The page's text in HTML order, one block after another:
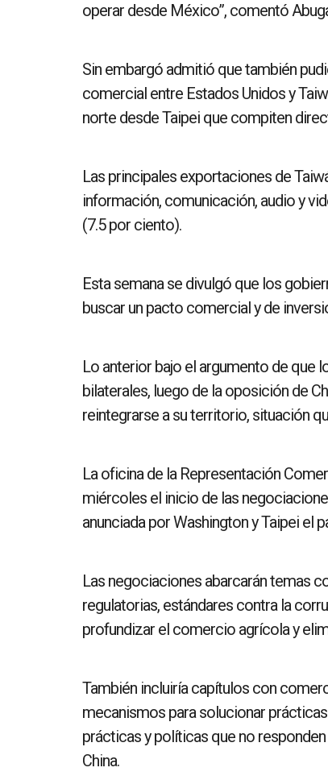
operar desde México”, comentó
Sin embargó admitió que también
comercial entre Estados Unidos y
norte desde Taipei que compiten
Las principales exportaciones de
información, comunicación, audio y
(7.5 por ciento).
Esta semana se divulgó que los
buscar un pacto comercial y de
Lo anterior bajo el argumento de que
bilaterales, luego de la oposición de
reintegrarse a su territorio, situación
La oficina de la Representación
miércoles el inicio de las
anunciada por Washington y Taipei el
Las negociaciones abarcarán temas
regulatorias, estándares contra la
profundizar el comercio agrícola y
También incluiría capítulos con
mecanismos para solucionar
prácticas y políticas que no
China.